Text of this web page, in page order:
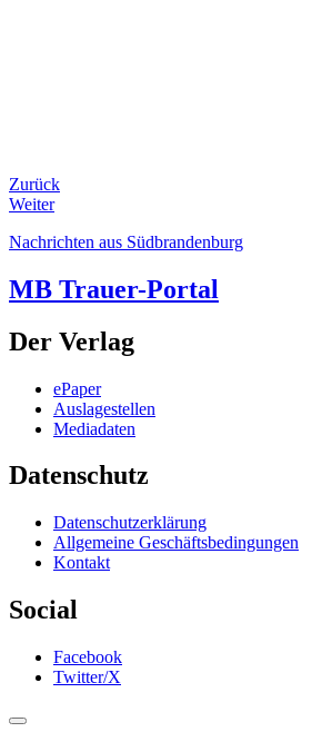
Zurück
Weiter
Nachrichten aus Südbrandenburg
MB Trauer-Portal
Der Verlag
ePaper
Auslagestellen
Mediadaten
Datenschutz
Datenschutzerklärung
Allgemeine Geschäftsbedingungen
Kontakt
Social
Facebook
Twitter/X